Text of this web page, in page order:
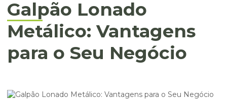
Galpão Lonado
Metálico: Vantagens
para o Seu Negócio